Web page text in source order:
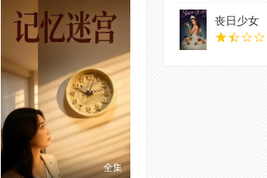
全集
丧日少女